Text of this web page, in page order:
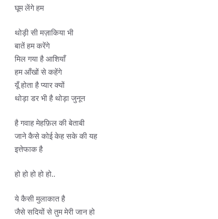
घूम लेंगे हम
थोड़ी सी मज़ाकिया भी
बातें हम करेंगे
मिल गया है आशियाँ
हम आँखों से कहेंगे
यूँ होता है प्यार क्यों
थोड़ा डर भी है थोड़ा जुनून
है गवाह मेहफ़िल की बेताबी
जाने कैसे कोई केह सके की यह
इत्तेफाक है
हो हो हो हो हो..
ये कैसी मुलाकात है
जैसे सदियों से तुम मेरी जान हो